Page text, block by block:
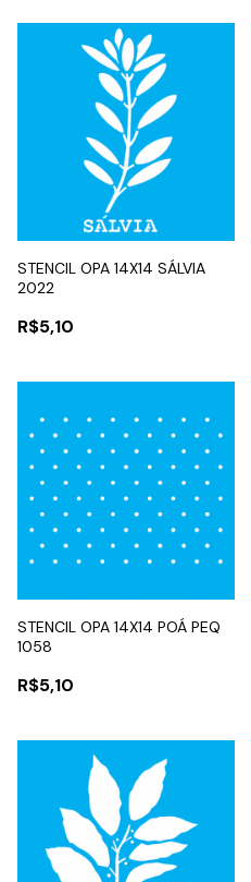
STENCIL OPA 14X14 SÁLVIA
2022
R$5,10
STENCIL OPA 14X14 POÁ PEQ
1058
R$5,10